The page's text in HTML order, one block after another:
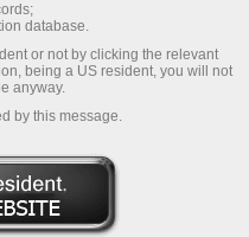
de trading
database.
or not by clicking the relevant
being a US resident, you will not
anyway.
by this message.